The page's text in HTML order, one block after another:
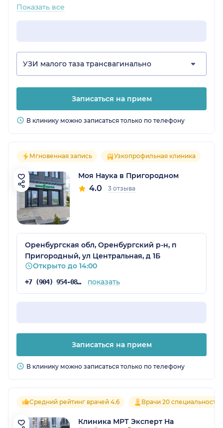
Показать все
УЗИ малого таза трансвагинально
Записаться на прием
В клинику можно записаться только по телефону
Мгновенная запись Узкопрофильная клиника
Моя Наука в Пригородном
4.0 3 отзыва
Оренбургская обл, Оренбургский р-н, п
Пригородный, ул Центральная, д 1Б
Открыто до 14:00
+7 (904) 954-08-32 показать
Записаться на прием
В клинику можно записаться только по телефону
Средний рейтинг врачей 4.6 Врачи 20
Клиника МРТ Эксперт На